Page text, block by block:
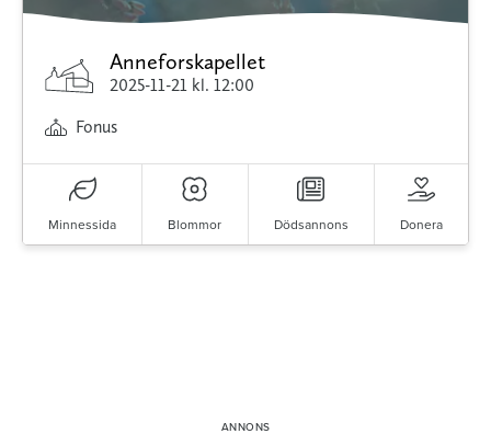
Anneforskapellet
2025-11-21 kl. 12:00
Fonus
Minnessida Blommor Dödsannons Donera